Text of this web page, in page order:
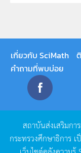
เกี่ยวกับ SciMath
คำถามที่พบบ่อย
สถาบันส่งเสริมกา
กระทรวงศึกษาธิการ เ